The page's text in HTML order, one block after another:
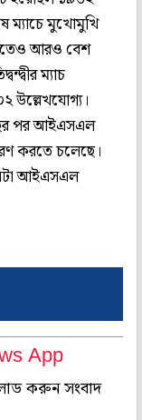
ম্যাচে মুখোমুখি
আরও বেশ
ম্যাচ
উল্লেখযোগ্য।
পর আইএসএল
করতে চলেছে।
আইএসএল
App
করুন সংবাদ